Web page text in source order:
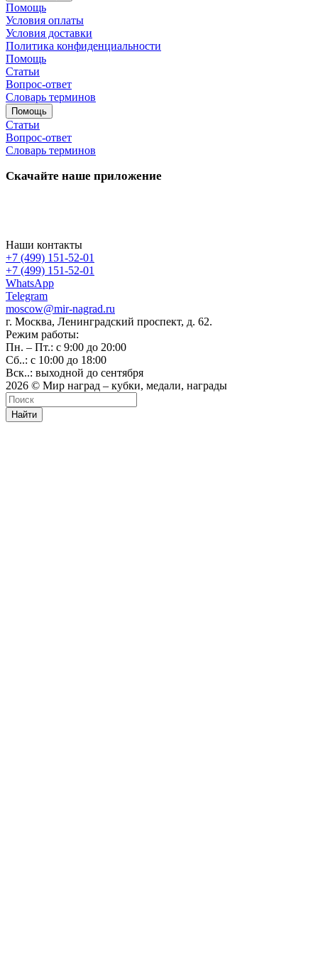
Помощь
Условия оплаты
Условия доставки
Политика конфиденциальности
Помощь
Статьи
Вопрос-ответ
Словарь терминов
Помощь
Статьи
Вопрос-ответ
Словарь терминов
Скачайте наше приложение
Наши контакты
+7 (499) 151-52-01
+7 (499) 151-52-01
WhatsApp
Telegram
moscow@mir-nagrad.ru
г. Москва, Ленинградский проспект, д. 62.
Режим работы:
Пн. – Пт.: с 9:00 до 20:00
Сб..: с 10:00 до 18:00
Вск..: выходной до сентября
2026 © Мир наград – кубки, медали, награды
Найти